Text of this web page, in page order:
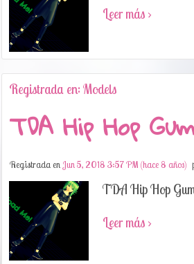
Leer más ›
Registrada en: Models
TDA Hip Hop
Registrada en Jun 5, 2018 3:57 PM (hace 8 años)
TDA Hip Hop
Leer más ›